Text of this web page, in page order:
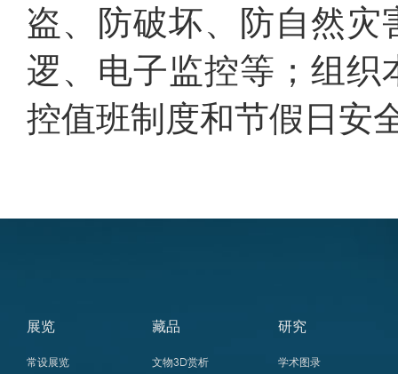
盗、防破坏、防自然
逻、电子监控等；组
控值班制度和节假日安
展览
常设展览
藏品
文物3D赏析
研究
学术图录